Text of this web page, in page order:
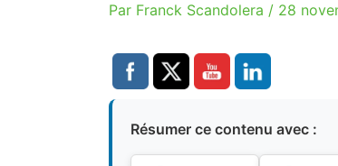
Par Franck Scandolera / 28
Résumer ce contenu avec :